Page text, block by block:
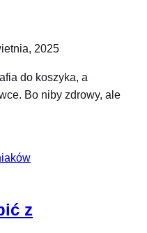
2025
do koszyka, a
Bo niby zdrowy, ale
z